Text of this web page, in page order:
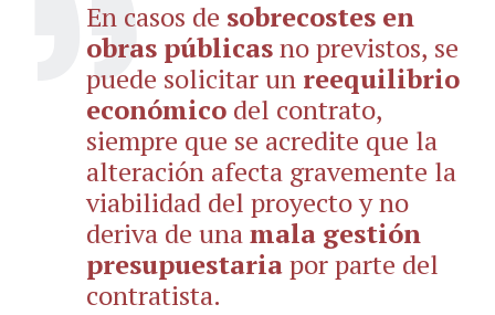
En casos de sobrecostes en
obras públicasno previstos, se
puede solicitar un reequilibrio
económico del contrato,
siempre que se acredite que la
alteración afecta gravemente la
viabilidad del proyecto y no
deriva de unamala gestión
presupuestariapor parte del
contratista.